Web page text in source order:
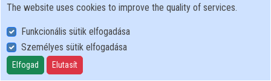
User Policy
Adatkezelési tájékoztató (en)
Cookie Policy
The website uses cookies to improve the quality of services.
Funkcionális sütik elfogadása
Személyes sütik elfogadása
Elfogad Elutasít